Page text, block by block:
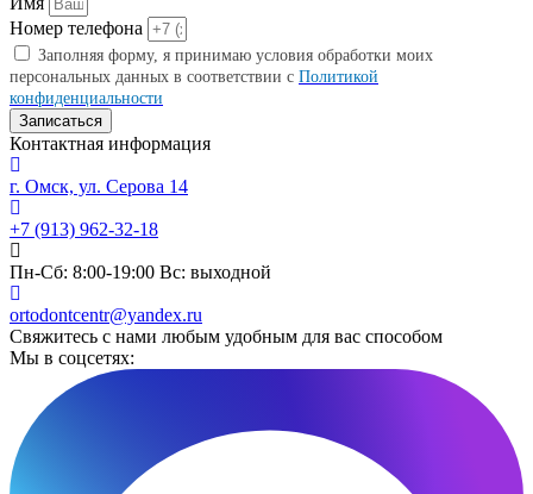
Номер телефона
Заполняя форму, я принимаю условия обработки моих
персональных данных в соответствии с Политикой
конфиденциальности
Записаться
Контактная информация
г. Омск, ул. Серова 14
+7 (913) 962-32-18
Пн-Сб: 8:00-19:00 Вс: выходной
ortodontcentr@yandex.ru
Свяжитесь с нами любым удобным для вас способом
Мы в соцсетях: